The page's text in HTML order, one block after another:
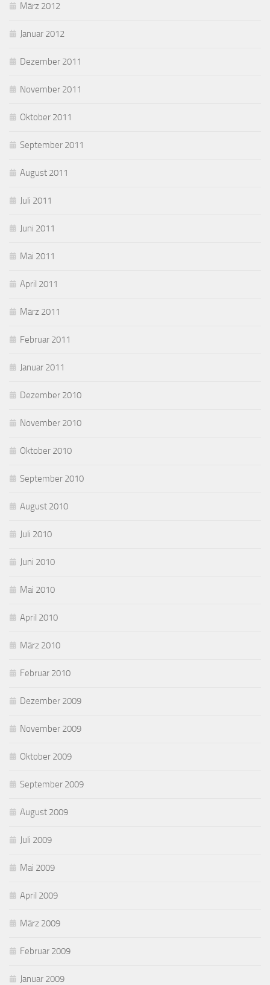
März 2012
Januar 2012
Dezember 2011
November 2011
Oktober 2011
September 2011
August 2011
Juli 2011
Juni 2011
Mai 2011
April 2011
März 2011
Februar 2011
Januar 2011
Dezember 2010
November 2010
Oktober 2010
September 2010
August 2010
Juli 2010
Juni 2010
Mai 2010
April 2010
März 2010
Februar 2010
Dezember 2009
November 2009
Oktober 2009
September 2009
August 2009
Juli 2009
Mai 2009
April 2009
März 2009
Februar 2009
Januar 2009